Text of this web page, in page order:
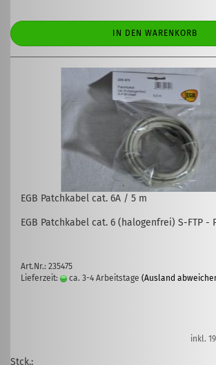
IN DEN WARENKORB
EGB Patchkabel cat. 6A / 5 m
EGB Patchkabel cat. 6 (halogenfrei) S-FTP -
Art.Nr.: 235475
Lieferzeit:
ca. 3-4 Arbeitstage (Ausland
inkl.
Stck.: